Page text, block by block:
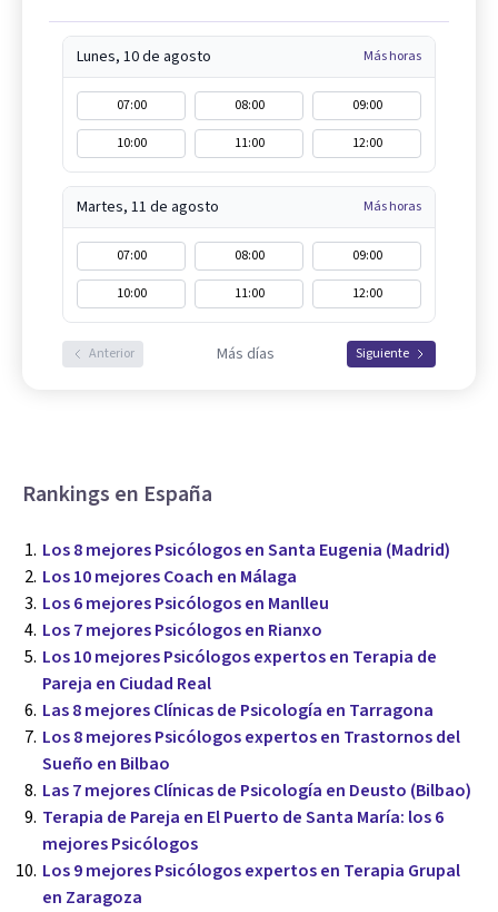
Lunes, 10 de agosto Más horas
07:00 08:00
09:00
10:00
11:00 12:00
Martes, 11 de agosto Más horas
07:00 08:00
09:00
10:00
11:00 12:00
Anterior Más días Siguiente
Rankings en España
Los 8 mejores Psicólogos en Santa Eugenia (Madrid)
Los 10 mejores Coach en Málaga
Los 6 mejores Psicólogos en Manlleu
Los 7 mejores Psicólogos en Rianxo
Los 10 mejores Psicólogos expertos en Terapia de
Pareja en Ciudad Real
Las 8 mejores Clínicas de Psicología en Tarragona
Los 8 mejores Psicólogos expertos en Trastornos del
Sueño en Bilbao
Las 7 mejores Clínicas de Psicología en Deusto (Bilbao)
Terapia de Pareja en El Puerto de Santa María: los 6
mejores Psicólogos
Los 9 mejores Psicólogos expertos en Terapia Grupal
en Zaragoza